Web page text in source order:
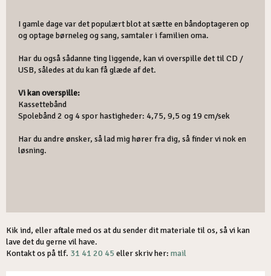
I gamle dage var det populært blot at sætte en båndoptageren op
og optage børneleg og sang, samtaler i familien oma.
Har du også sådanne ting liggende, kan vi overspille det til CD /
USB, således at du kan få glæde af det.​
Vi kan overspille:
Kassettebånd
Spolebånd 2 og 4 spor hastigheder: 4,75, 9,5 og 19 cm/sek
Har du andre ønsker, så lad mig hører fra dig, så finder vi nok en
løsning.
Kik ind, eller aftale med os at du sender dit materiale til os, så vi kan
lave det du gerne vil have.
Kontakt os på tlf. 31 41 20 45 eller skriv her: mail